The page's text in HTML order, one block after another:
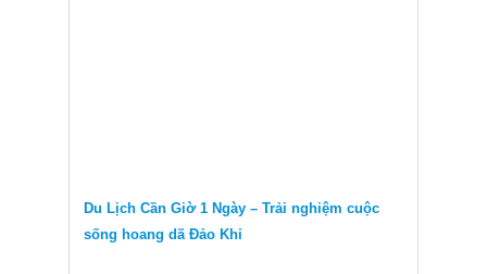
Du Lịch Cần Giờ 1 Ngày – Trải nghiệm cuộc
sống hoang dã Đảo Khỉ